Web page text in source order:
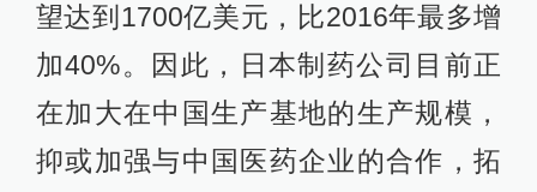
望达到1700亿美元，比2016年最多增
加40%。因此，日本制药公司目前正
在加大在中国生产基地的生产规模，
抑或加强与中国医药企业的合作，拓